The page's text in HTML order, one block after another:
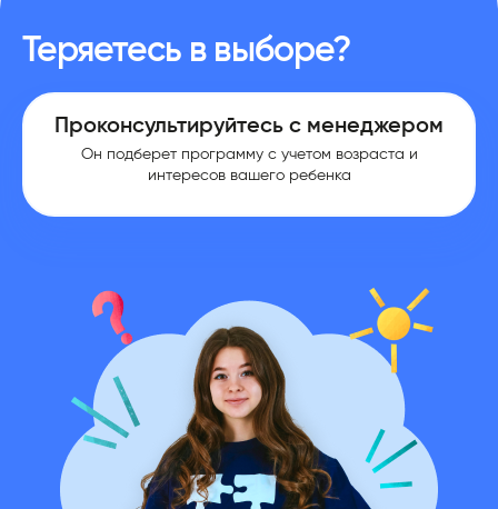
Теряетесь в выборе?
Проконсультируйтесь с менеджером
Он подберет программу с учетом возраста и
интересов вашего ребенка